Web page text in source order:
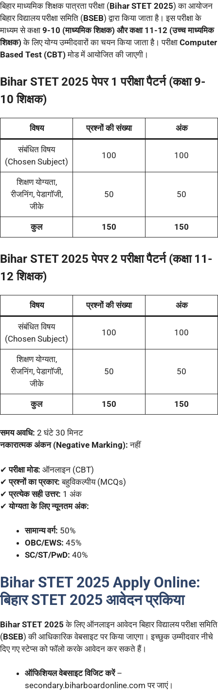
बिहार माध्यमिक शिक्षक पात्रता परीक्षा (Bihar STET 2025) का आयोजन
बिहार विद्यालय परीक्षा समिति (BSEB) द्वारा किया जाता है। इस परीक्षा के
माध्यम से कक्षा 9-10 (माध्यमिक शिक्षक) और कक्षा 11-12 (उच्च माध्यमिक
शिक्षक) के लिए योग्य उम्मीदवारों का चयन किया जाता है। परीक्षा Computer
Based Test (CBT) मोड में आयोजित की जाएगी।
Bihar STET 2025 पेपर 1 परीक्षा पैटर्न (कक्षा 9-
10 शिक्षक)
विषय प्रश्नों की संख्या अंक
संबंधित विषय
(Chosen Subject)
100 100
शिक्षण योग्यता,
रीजनिंग, पेडागॉजी,
जीके
50 50
कुल 150 150
Bihar STET 2025 पेपर 2 परीक्षा पैटर्न (कक्षा 11-
12 शिक्षक)
विषय प्रश्नों की संख्या अंक
संबंधित विषय
(Chosen Subject)
100 100
शिक्षण योग्यता,
रीजनिंग, पेडागॉजी,
जीके
50 50
कुल 150 150
समय अवधि: 2 घंटे 30 मिनट
नकारात्मक अंकन (Negative Marking): नहीं
✔परीक्षा मोड: ऑनलाइन (CBT)
✔प्रश्नों का प्रकार: बहुविकल्पीय (MCQs)
✔प्रत्येक सही उत्तर: 1 अंक
✔योग्यता के लिए न्यूनतम अंक:
सामान्य वर्ग: 50%
OBC/EWS: 45%
SC/ST/PwD: 40%
Bihar STET 2025 Apply Online:
बिहार STET 2025 आवेदन प्रकिया
Bihar STET 2025 के लिए ऑनलाइन आवेदन बिहार विद्यालय परीक्षा समिति
(BSEB) की आधिकारिक वेबसाइट पर किया जाएगा। इच्छुक उम्मीदवार नीचे
दिए गए स्टेप्स को फॉलो करके आवेदन कर सकते हैं।
ऑफिशियल वेबसाइट विजिट करें–
secondary.biharboardonline.com पर जाएं।